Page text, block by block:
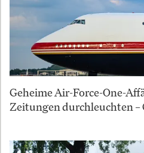
Geheime Air-Force-One-
Zeitungen durchleuchten –